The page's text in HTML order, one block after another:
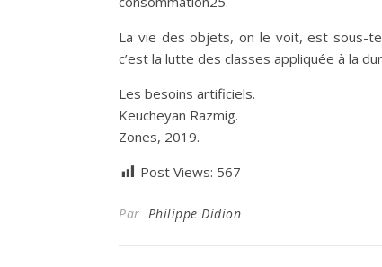
La vie des objets, on le voit, est sous-
c’est la lutte des classes appliquée à la
Les besoins artificiels.
Keucheyan Razmig.
Zones, 2019.
Post Views: 567
Par Philippe Didion